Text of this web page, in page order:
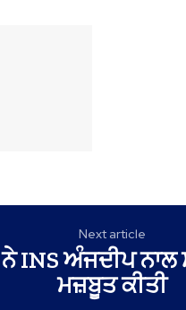
Next article
ਨੇ INS ਅੰਜਦੀਪ
ਮਜ਼ਬੂਤ ਕੀਤੀ